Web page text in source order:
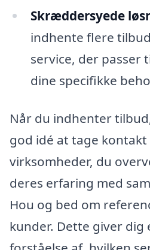
Skræddersyede
indhente flere
service, der passer
dine specifikke
Når du indhenter
god idé at tage kontakt
virksomheder, du
deres erfaring med
Hou og bed om
kunder. Dette giver dig